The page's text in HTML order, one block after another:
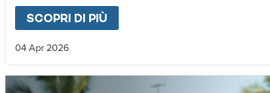
SCOPRI DI PIÙ
04 Apr 2026